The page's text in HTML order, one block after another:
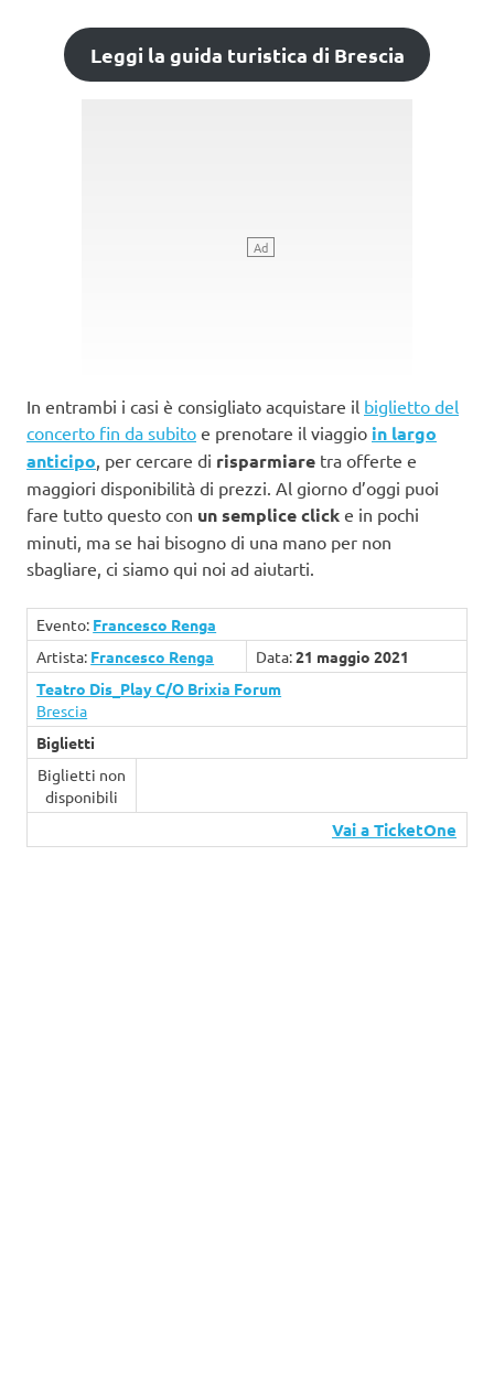
Leggi la guida turistica di Brescia
In entrambi i casi è consigliato acquistare il biglietto del
concerto fin da subito e prenotare il viaggio in largo
anticipo, per cercare di risparmiare tra offerte e
maggiori disponibilità di prezzi. Al giorno d’oggi puoi
fare tutto questo con un semplice click e in pochi
minuti, ma se hai bisogno di una mano per non
sbagliare, ci siamo qui noi ad aiutarti.
Evento: Francesco Renga
Artista: Francesco Renga Data:21 maggio 2021
Teatro Dis_Play C/O Brixia Forum
Brescia
Biglietti
Biglietti non
disponibili
Vai a TicketOne